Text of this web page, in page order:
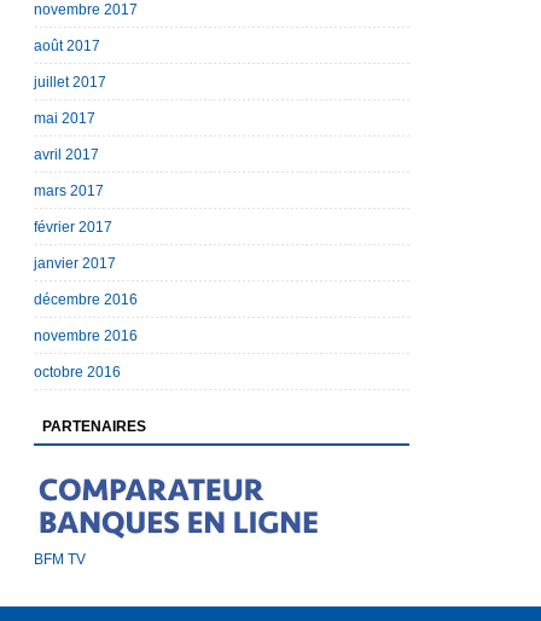
novembre 2017
août 2017
juillet 2017
mai 2017
avril 2017
mars 2017
février 2017
janvier 2017
décembre 2016
novembre 2016
octobre 2016
PARTENAIRES
BFM TV